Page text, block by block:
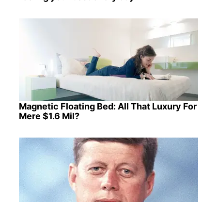
Magnetic Floating Bed: All That Luxury For
Mere $1.6 Mil?